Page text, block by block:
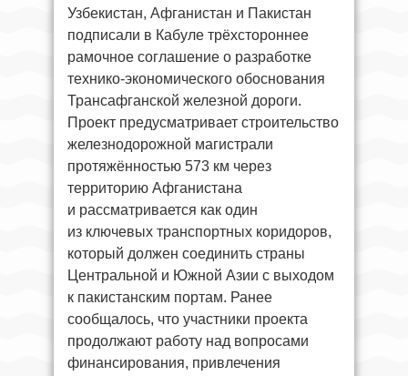
Узбекистан, Афганистан и Пакистан
подписали в Кабуле трёхстороннее
рамочное соглашение о разработке
технико-экономического обоснования
Трансафганской железной дороги.
Проект предусматривает строительство
железнодорожной магистрали
протяжённостью 573 км через
территорию Афганистана
и рассматривается как один
из ключевых транспортных коридоров,
который должен соединить страны
Центральной и Южной Азии с выходом
к пакистанским портам. Ранее
сообщалось, что участники проекта
продолжают работу над вопросами
финансирования, привлечения